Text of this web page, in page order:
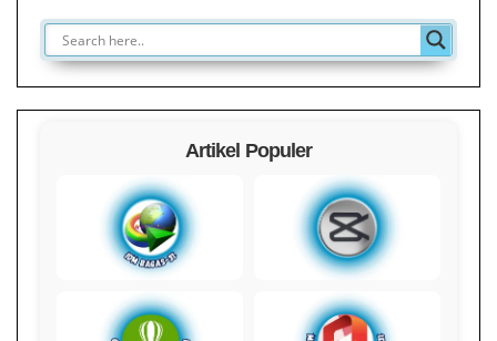
Artikel Populer